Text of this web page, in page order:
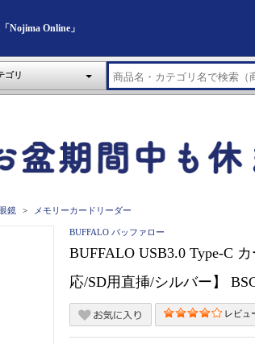
Nojima Online」
ゴリ
鏡 メモリーカードリーダー
BUFFALO バッファロー
BUFFALO USB3.0 Type-C
応/SD用直挿/シルバー】
レビュ